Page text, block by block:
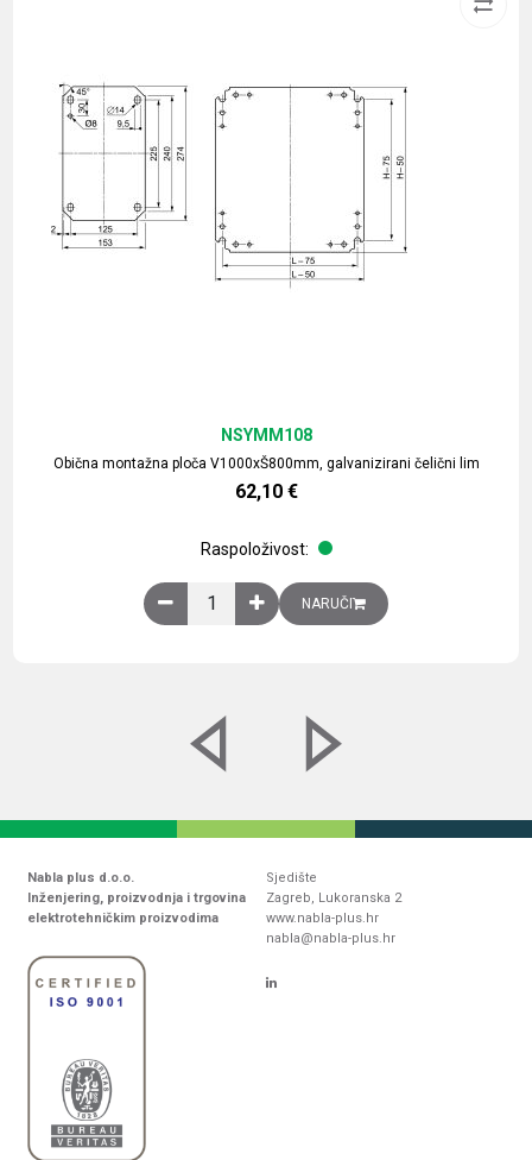
Obična montažna ploča V1000xŠ800mm, galvanizirani čelični lim
NSYMM108
62,10 €
Raspoloživost:
Obična montažna ploča V1000xŠ800mm,
NARUČI
Nabla plus d.o.o.
Inženjering, proizvodnja i trgovina
elektrotehničkim proizvodima
Sjedište
Zagreb, Lukoranska 2
www.nabla-plus.hr
nabla@nabla-plus.hr